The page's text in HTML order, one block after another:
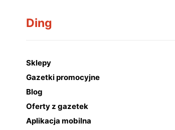
Ding
Sklepy
Gazetki promocyjne
Blog
Oferty z gazetek
Aplikacja mobilna